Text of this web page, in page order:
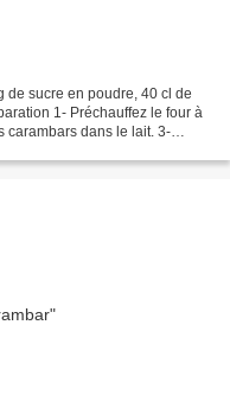
de sucre en poudre, 40 cl de
1- Préchauffez le four à
carambars dans le lait. 3-